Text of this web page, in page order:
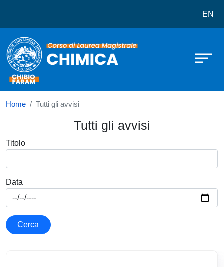
EN
Home Tutti gli avvisi
Tutti gli avvisi
Titolo
Data
Cerca